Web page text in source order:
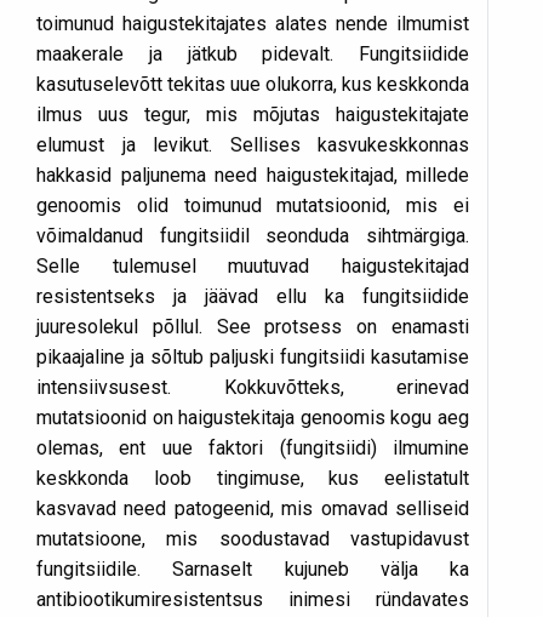
toimunud haigustekitajates alates nende ilmumist
maakerale ja jätkub pidevalt. Fungitsiidide
kasutuselevõtt tekitas uue olukorra, kus keskkonda
ilmus uus tegur, mis mõjutas haigustekitajate
elumust ja levikut. Sellises kasvukeskkonnas
hakkasid paljunema need haigustekitajad, millede
genoomis olid toimunud mutatsioonid, mis ei
võimaldanud fungitsiidil seonduda sihtmärgiga.
Selle tulemusel muutuvad haigustekitajad
resistentseks ja jäävad ellu ka fungitsiidide
juuresolekul põllul. See protsess on enamasti
pikaajaline ja sõltub paljuski fungitsiidi kasutamise
intensiivsusest. Kokkuvõtteks, erinevad
mutatsioonid on haigustekitaja genoomis kogu aeg
olemas, ent uue faktori (fungitsiidi) ilmumine
keskkonda loob tingimuse, kus eelistatult
kasvavad need patogeenid, mis omavad selliseid
mutatsioone, mis soodustavad vastupidavust
fungitsiidile. Sarnaselt kujuneb välja ka
antibiootikumiresistentsus inimesi ründavates